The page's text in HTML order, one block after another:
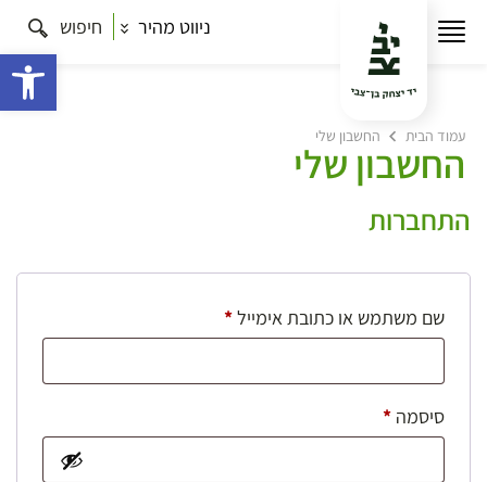
ניווט מהיר חיפוש
עמוד הבית החשבון שלי
החשבון שלי
התחברות
שם משתמש או כתובת אימייל*חובה
סיסמה *חובה